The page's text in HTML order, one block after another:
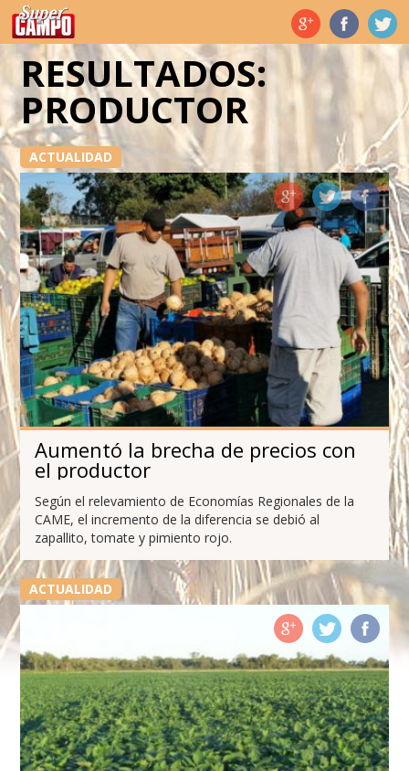
Temas de hoy
RESULTADOS:
PRODUCTOR
ACTUALIDAD
Aumentó la brecha de precios con
el productor
Según el relevamiento de Economías Regionales de la
CAME, el incremento de la diferencia se debió al
zapallito, tomate y pimiento rojo.
ACTUALIDAD